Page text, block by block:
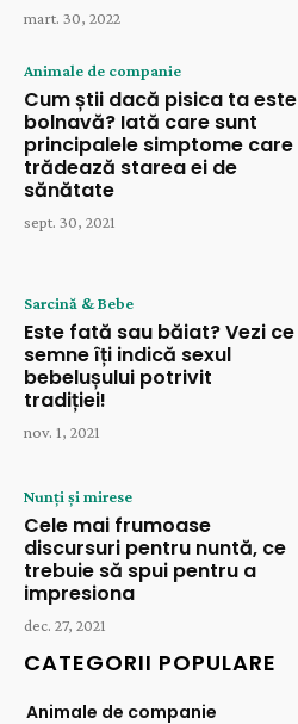
mart. 30, 2022
Animale de companie
Cum știi dacă pisica ta este
bolnavă? Iată care sunt
principalele simptome care
trădează starea ei de
sănătate
sept. 30, 2021
Sarcină & Bebe
Este fată sau băiat? Vezi ce
semne îți indică sexul
bebelușului potrivit
tradiției!
nov. 1, 2021
Nunți și mirese
Cele mai frumoase
discursuri pentru nuntă, ce
trebuie să spui pentru a
impresiona
dec. 27, 2021
CATEGORII POPULARE
Animale de companie